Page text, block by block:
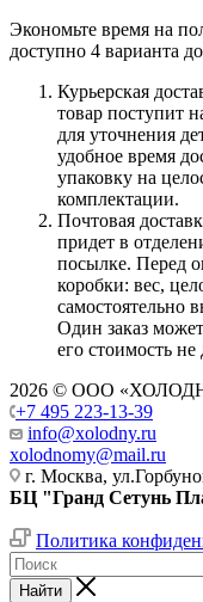
Экономьте время на
доступно 4 варианта
Курьерская
товар поступит
для уточнения
удобное время
упаковку на
комплектации.
Почтовая
придет в
посылке. Перед
коробки: вес,
самостоятельно
Один заказ
его стоимость
2026 © ООО
+7 495 223-13-39
info@xolodny.ru
xolodnomy@mail.ru
г. Москва,
БЦ "Гранд Сетунь
Политика
Найти